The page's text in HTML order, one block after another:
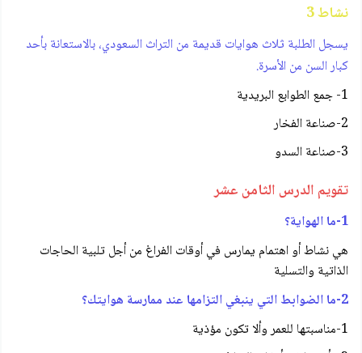
نشاط 3
يسجل الطلبة ثلاث هوايات قديمة من التراث السعودي، بالاستعانة بأحد
كبار السن من الأسرة.
1- جمع الطوابع البريدية
2-صناعة الفخار
3-صناعة السدو
تقويم الدرس الثامن عشر
1-ما الهواية؟
هي نشاط أو اهتمام يمارس في أوقات الفراغ من أجل تلبية الحاجات
الذاتية والتسلية
2-ما الضوابط التي ينبغي التزامها عند ممارسة هوايتك؟
1-مناسبتها للعمر وألا تكون مؤذية